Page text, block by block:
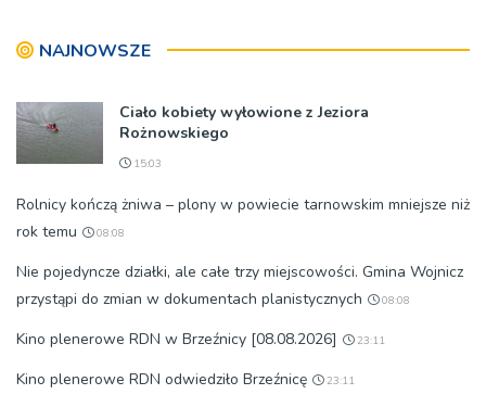
NAJNOWSZE
Ciało kobiety wyłowione z Jeziora
Rożnowskiego
15:03
Rolnicy kończą żniwa – plony w powiecie tarnowskim mniejsze niż
rok temu
08:08
Nie pojedyncze działki, ale całe trzy miejscowości. Gmina Wojnicz
przystąpi do zmian w dokumentach planistycznych
08:08
Kino plenerowe RDN w Brzeźnicy [08.08.2026] 23:11
Kino plenerowe RDN odwiedziło Brzeźnicę 23:11